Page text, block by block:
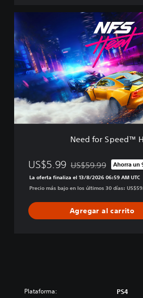
i
n
D
e
l
u
e
N
e
d
f
o
r
S
e
d
Need for Speed™
US$5.99 Rebajado del precio
US$59.99 Ahorra un
La oferta finaliza el 13/8/2026 06:59 AM UTC
Precio más bajo en los últimos 30 días:
Agregar al carrito
Plataforma: PS4